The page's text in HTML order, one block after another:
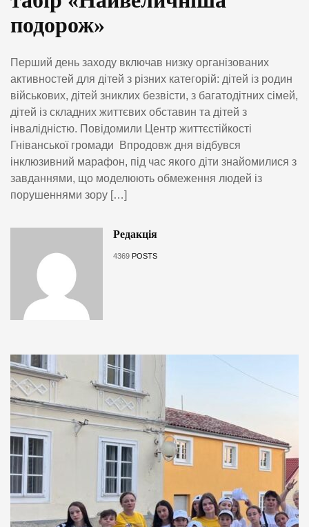
подорож»
Перший день заходу включав низку організованих
активностей для дітей з різних категорій: дітей із родин
військових, дітей зниклих безвісти, з багатодітних сімей,
дітей із складних життєвих обставин та дітей з
інвалідністю. Повідомили Центр життєстійкості
Гніванської громади Впродовж дня відбувся
інклюзивний марафон, під час якого діти знайомилися з
завданнями, що моделюють обмеження людей із
порушеннями зору […]
Редакція
4369 POSTS